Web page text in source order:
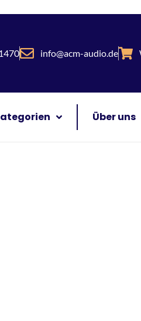
info@acm-audio.de
Über uns